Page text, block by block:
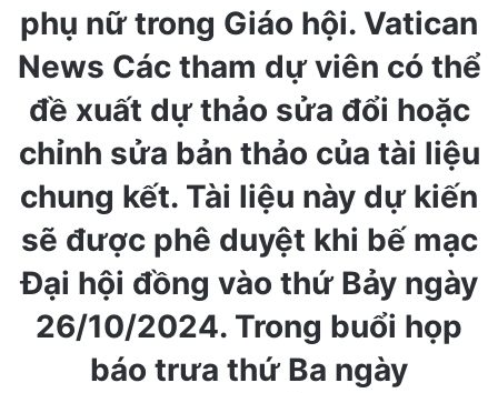
phụ nữ trong Giáo hội. Vatican
News Các tham dự viên có thể
đề xuất dự thảo sửa đổi hoặc
chỉnh sửa bản thảo của tài liệu
chung kết. Tài liệu này dự kiến
sẽ được phê duyệt khi bế mạc
Đại hội đồng vào thứ Bảy ngày
26/10/2024. Trong buổi họp
báo trưa thứ Ba ngày